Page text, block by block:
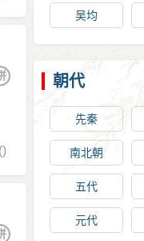
()
吴均
朝代
先秦
南北朝
五代
元代